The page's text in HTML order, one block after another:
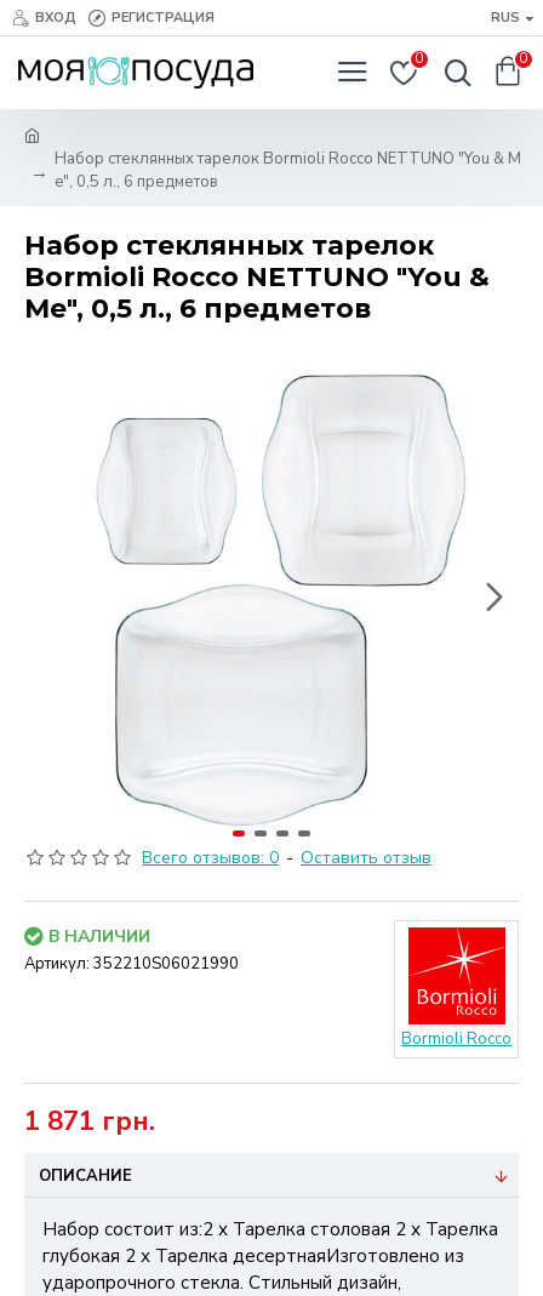
ВХОД РЕГИСТРАЦИЯ RUS
0 0
Набор стеклянных тарелок Bormioli Rocco NETTUNO "You & M
e", 0,5 л., 6 предметов
Набор стеклянных тарелок
Bormioli Rocco NETTUNO "You &
Me", 0,5 л., 6 предметов
Всего отзывов: 0 - Оставить отзыв
1 871 грн.
В НАЛИЧИИ
Артикул: 352210S06021990
Bormioli Rocco
ОПИСАНИЕ
Набор состоит из:2 х Тарелка столовая 2 х Тарелка
глубокая 2 х Тарелка десертнаяИзготовлено из
ударопрочного стекла. Стильный дизайн,